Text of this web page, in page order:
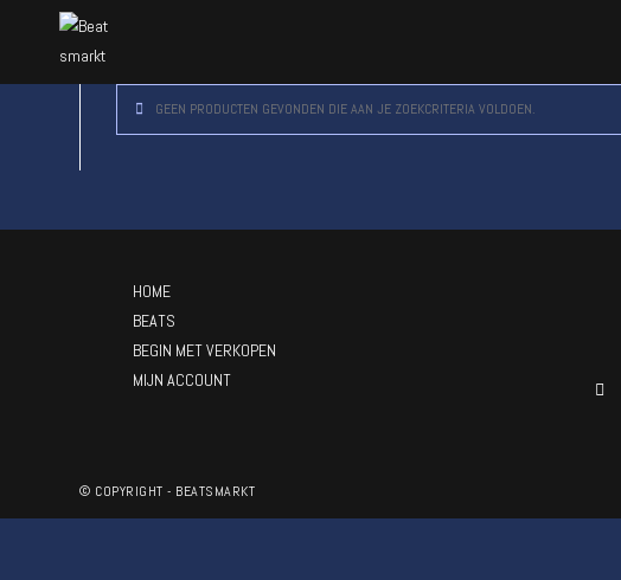
GEEN PRODUCTEN GEVONDEN DIE AAN JE ZOEKCRITERIA VOLDOEN.
HOME
BEATS
BEGIN MET VERKOPEN
MIJN ACCOUNT
© COPYRIGHT - BEATSMARKT